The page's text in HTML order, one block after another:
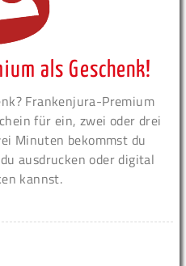
als Geschenk!
Frankenjura-Premium
für ein, zwei oder drei
Minuten bekommst du
ausdrucken oder digital
kannst.